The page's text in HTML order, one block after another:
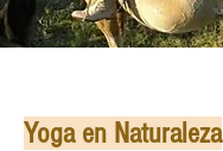
Yoga en Naturaleza